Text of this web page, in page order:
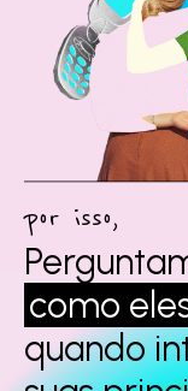
por isso,
como
quando